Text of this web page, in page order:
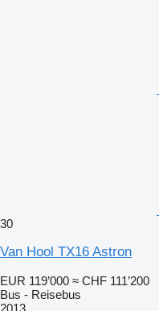
30
Van Hool TX16 Astron
EUR 119’000 ≈ CHF 111’200
Bus - Reisebus
2013